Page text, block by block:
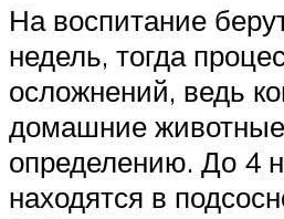
На воспитание
недель, тогда
осложнений, ведь
домашние
определению. До 4
находятся в